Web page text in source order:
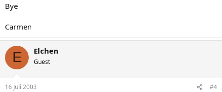
Bye
Carmen
E Elchen
Guest
16 Juli 2003 #4